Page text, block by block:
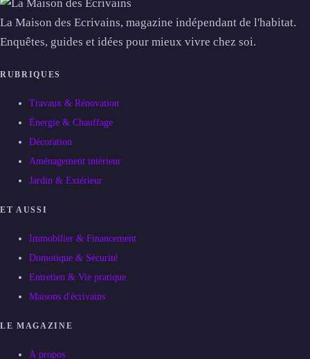
La Maison des Ecrivains, magazine indépendant de l'habitat.
Enquêtes, guides et idées pour mieux vivre chez soi.
RUBRIQUES
Travaux & Rénovation
Énergie & Chauffage
Décoration
Aménagement intérieur
Jardin & Extérieur
ET AUSSI
Immobilier & Financement
Domotique & Sécurité
Entretien & Vie pratique
Maisons d'écrivains
LE MAGAZINE
À propos